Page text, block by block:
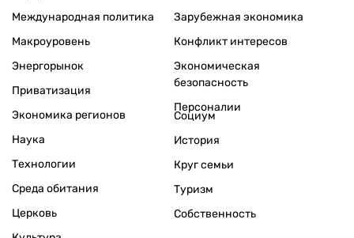
Международная политика
Макроуровень
Энергорынок
Приватизация
Экономика регионов
Зарубежная экономика
Конфликт интересов
Экономическая
безопасность
Персоналии
Наука
Технологии
Среда обитания
Церковь
Социум
История
Круг семьи
Туризм
Собственность